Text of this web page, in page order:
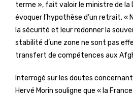
terme », fait valoir le ministre de la
évoquer l’hypothèse d’un retrait. «
la sécurité et leur redonner la
stabilité d’une zone ne sont pas
transfert de compétences aux
Interrogé sur les doutes
Hervé Morin souligne que « la